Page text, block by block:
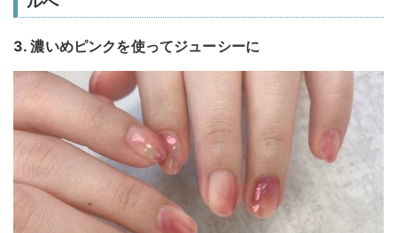
3. 濃いめピンクを使ってジューシーに